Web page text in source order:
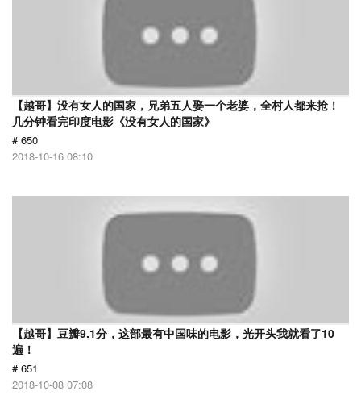
【越哥】没有女人的国家，兄弟五人娶一个老婆，全村人都来抢！
几分钟看完印度电影《没有女人的国家》
# 650
2018-10-16 08:10
【越哥】豆瓣9.1分，这部最有中国味的电影，光开头我就看了10
遍！
# 651
2018-10-08 07:08